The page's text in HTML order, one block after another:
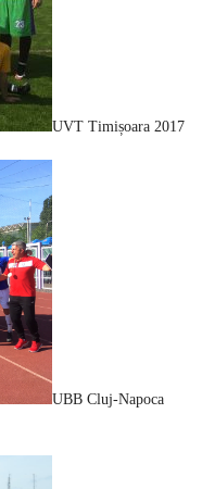
UVT Timișoara 2017
UBB Cluj-Napoca